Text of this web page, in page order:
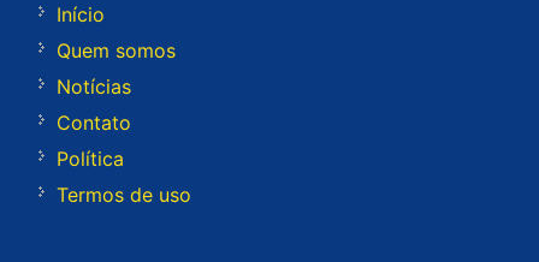
Início
Quem somos
Notícias
Contato
Política
Termos de uso